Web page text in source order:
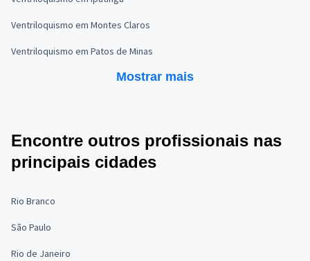
Ventriloquismo em Montes Claros
Ventriloquismo em Patos de Minas
Mostrar mais
Encontre outros profissionais nas
principais cidades
Rio Branco
São Paulo
Rio de Janeiro